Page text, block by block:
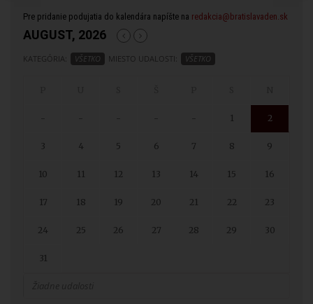
Pre pridanie podujatia do kalendára napíšte na redakcia@bratislavaden.sk
AUGUST, 2026
KATEGÓRIA: VŠETKO MIESTO UDALOSTI: VŠETKO
1 2
3 4 5 6 7 8 9
10 11 12 13 14 15 16
17 18 19 20 21 22 23
24 25 26 27 28 29 30
31